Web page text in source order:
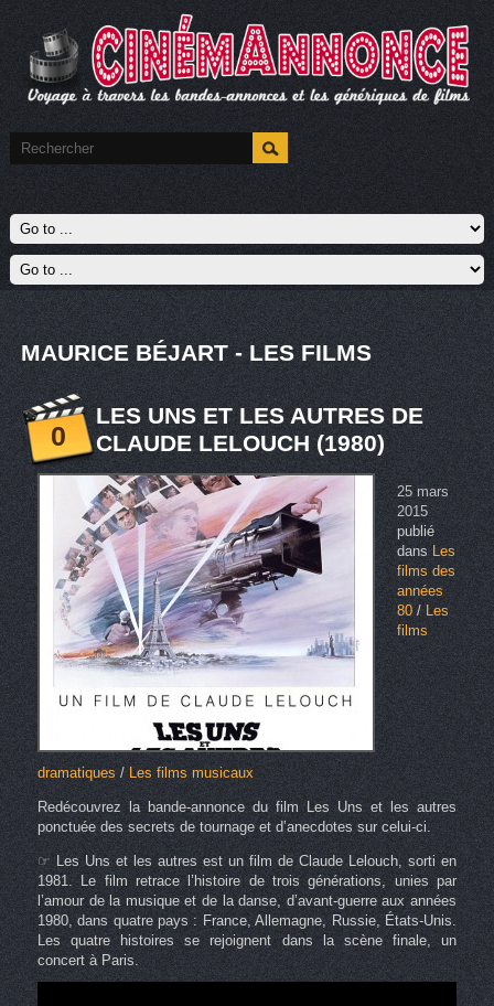
MAURICE BÉJART - LES FILMS
0
LES UNS ET LES AUTRES DE
CLAUDE LELOUCH (1980)
25 mars
2015
publié
dansLes
films des
années
80/ Les
films
dramatiques/Les films musicaux
Redécouvrez la bande-annonce du film Les Uns et les autres
ponctuée des secrets de tournage et d’anecdotes sur celui-ci.
☞ Les Uns et les autres est un film de Claude Lelouch, sorti en
1981. Le film retrace l’histoire de trois générations, unies par
l’amour de la musique et de la danse, d’avant-guerre aux années
1980, dans quatre pays : France, Allemagne, Russie, États-Unis.
Les quatre histoires se rejoignent dans la scène finale, un
concert à Paris.